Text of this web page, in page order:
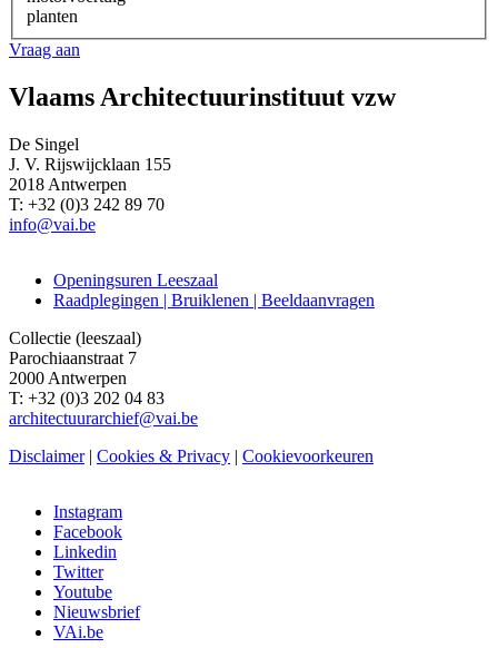
planten
Vraag aan
Vlaams Architectuurinstituut vzw
De Singel
J. V. Rijswijcklaan 155
2018 Antwerpen
T: +32 (0)3 242 89 70
info@vai.be
Hoofdnavigatie
Openingsuren Leeszaal
Raadplegingen | Bruiklenen | Beeldaanvragen
Collectie (leeszaal)
Parochiaanstraat 7
2000 Antwerpen
T: +32 (0)3 202 04 83
architectuurarchief@vai.be
Disclaimer| Cookies & Privacy | Cookievoorkeuren
Social
media
Instagram
Facebook
Linkedin
Twitter
Youtube
Nieuwsbrief
VAi.be